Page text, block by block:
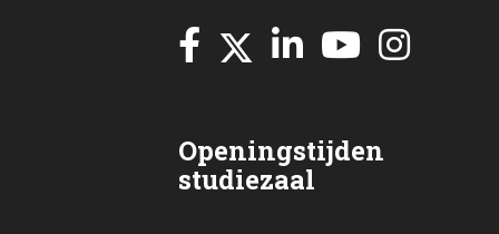
Openingstijden
studiezaal